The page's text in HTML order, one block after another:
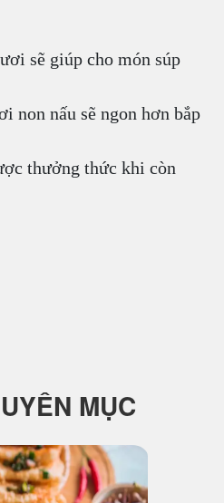
sẽ giúp cho món súp
non nấu sẽ ngon hơn bắp
thưởng thức khi còn
MỤC